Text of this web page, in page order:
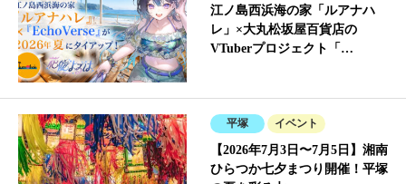
江ノ島西浜海の家「ルアナハ
レ」×大丸松坂屋百貨店の
VTuberプロジェクト「…
平塚 イベント
【2026年7月3日〜7月5日】湘南
ひらつか七夕まつり開催！平塚